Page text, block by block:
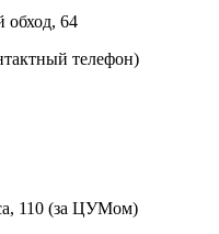
обход, 64
телефон)
110 (за ЦУМом)